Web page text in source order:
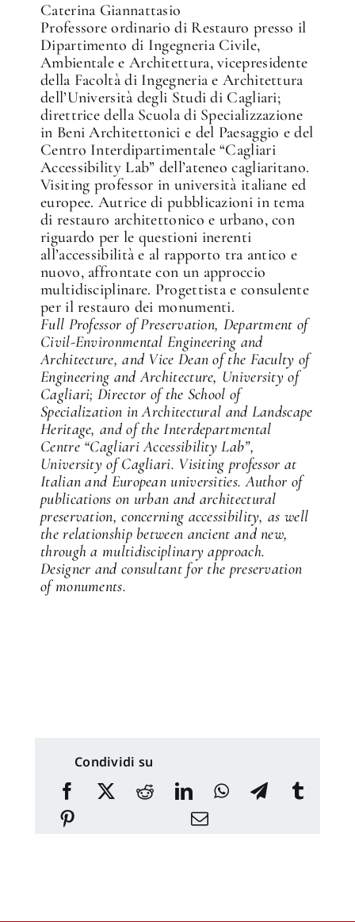
Caterina Giannattasio
Professore ordinario di Restauro presso il
Dipartimento di Ingegneria Civile,
Ambientale e Architettura, vicepresidente
della Facoltà di Ingegneria e Architettura
dell’Università degli Studi di Cagliari;
direttrice della Scuola di Specializzazione
in Beni Architettonici e del Paesaggio e del
Centro Interdipartimentale “Cagliari
Accessibility Lab” dell’ateneo cagliaritano.
Visiting professor in università italiane ed
europee. Autrice di pubblicazioni in tema
di restauro architettonico e urbano, con
riguardo per le questioni inerenti
all’accessibilità e al rapporto tra antico e
nuovo, affrontate con un approccio
multidisciplinare. Progettista e consulente
per il restauro dei monumenti.
Full Professor of Preservation, Department of
Civil-Environmental Engineering and
Architecture, and Vice Dean of the Faculty of
Engineering and Architecture, University of
Cagliari; Director of the School of
Specialization in Architectural and Landscape
Heritage, and of the Interdepartmental
Centre “Cagliari Accessibility Lab”,
University of Cagliari. Visiting professor at
Italian and European universities. Author of
publications on urban and architectural
preservation, concerning accessibility, as well
the relationship between ancient and new,
through a multidisciplinary approach.
Designer and consultant for the preservation
of monuments.
Condividi su